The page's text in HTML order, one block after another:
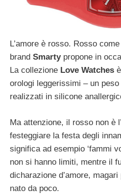
L’amore è rosso. Rosso
brand Smartypropone in
La collezione Love Watches
orologi leggerissimi – un
realizzati in silicone
Ma attenzione, il rosso non è
festeggiare la festa degli
significa ad esempio ‘fammi
non si hanno limiti, mentre il
dicharazione d’amore,
nato da poco.